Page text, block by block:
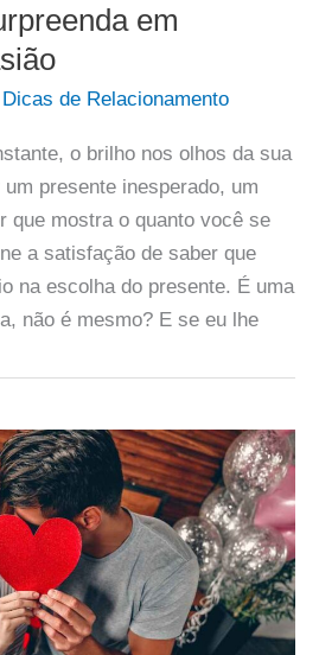
em
Dicas de Relacionamento
o brilho nos olhos da sua
presente inesperado, um
que mostra o quanto você se
a satisfação de saber que
na escolha do presente. É uma
não é mesmo? E se eu lhe